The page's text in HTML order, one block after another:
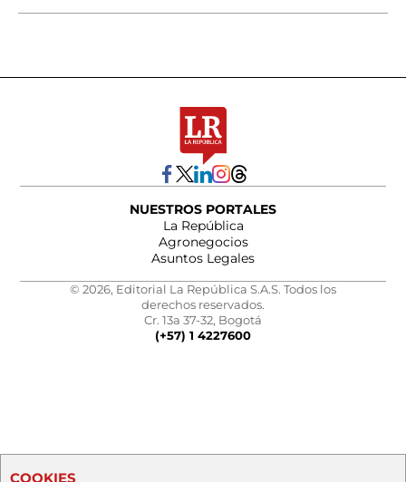
NUESTROS PORTALES
La República
Agronegocios
Asuntos Legales
© 2026, Editorial La República S.A.S. Todos los
derechos reservados.
Cr. 13a 37-32, Bogotá
(+57) 1 4227600
COOKIES